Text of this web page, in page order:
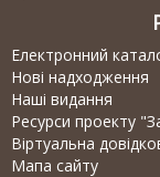
Електронний
Нові надходження
Наші видання
Ресурси проекту
Віртуальна
Мапа сайту